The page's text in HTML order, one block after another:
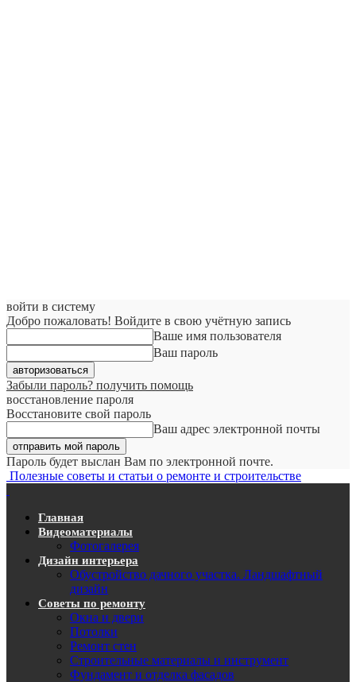
войти в систему
Добро пожаловать! Войдите в свою учётную запись
Ваше имя пользователя
Ваш пароль
Забыли пароль? получить помощь
восстановление пароля
Восстановите свой пароль
Ваш адрес электронной почты
Пароль будет выслан Вам по электронной почте.
Полезные советы и статьи о ремонте и строительстве
Главная
Видеоматериалы
Фотогалерея
Дизайн интерьера
Обустройство дачного участка. Ландшафтный
дизайн
Советы по ремонту
Окна и двери
Потолки
Ремонт стен
Строительные материалы и инструмент
Фундамент и отделка фасадов